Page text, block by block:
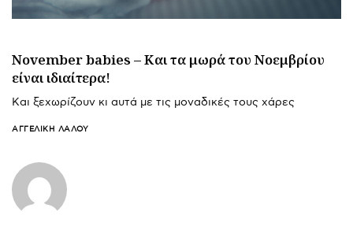
November babies – Και τα μωρά του Νοεμβρίου
είναι ιδιαίτερα!
Και ξεχωρίζουν κι αυτά με τις μοναδικές τους χάρες
ΑΓΓΕΛΙΚΉ ΛΆΛΟΥ